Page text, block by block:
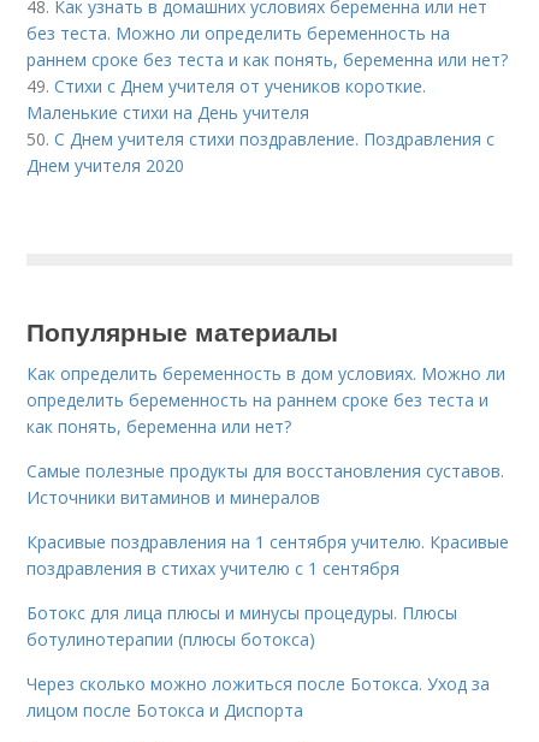
48. Как узнать в домашних условиях беременна или нет
без теста. Можно ли определить беременность на
раннем сроке без теста и как понять, беременна или нет?
49.Стихи с Днем учителя от учеников короткие.
Маленькие стихи на День учителя
50.С Днем учителя стихи поздравление. Поздравления с
Днем учителя 2020
Популярные материалы
Как определить беременность в дом условиях. Можно ли
определить беременность на раннем сроке без теста и
как понять, беременна или нет?
Самые полезные продукты для восстановления суставов.
Источники витаминов и минералов
Красивые поздравления на 1 сентября учителю. Красивые
поздравления в стихах учителю с 1 сентября
Ботокс для лица плюсы и минусы процедуры. Плюсы
ботулинотерапии (плюсы ботокса)
Через сколько можно ложиться после Ботокса. Уход за
лицом после Ботокса и Диспорта